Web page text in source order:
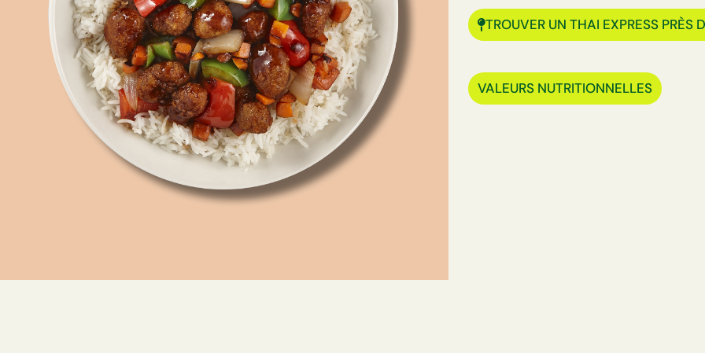
TROUVER UN THAI EXPRESS PRÈS
VALEURS NUTRITIONNELLES